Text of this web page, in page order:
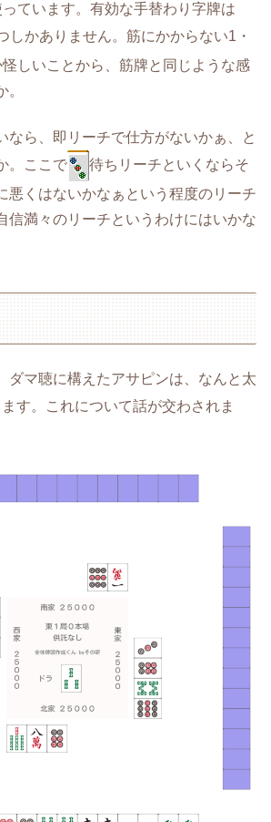
ています。有効な手替わり字牌は
しかありません。筋にかからない1・
しいことから、筋牌と同じような感
なら、即リーチで仕方がないかぁ、と
。ここで
待ちリーチといくならそ
悪くはないかなぁという程度のリーチ
信満々のリーチというわけにはいかな
ダマ聴に構えたアサピンは、なんと太
す。これについて話が交わされま